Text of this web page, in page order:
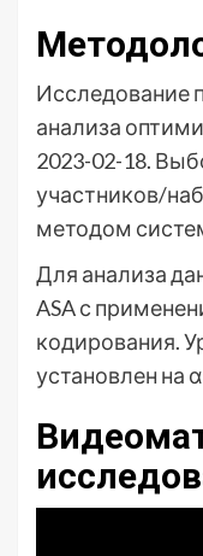
Исследование
анализа
2023-02-18.
участников/
методом
Для анализа
ASA с
кодирования.
установлен на α